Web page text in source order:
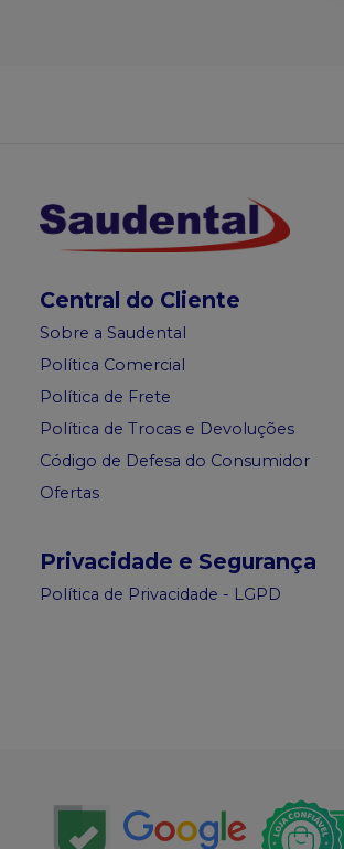
Central do Cliente
Sobre a Saudental
Política Comercial
Política de Frete
Política de Trocas e Devoluções
Código de Defesa do Consumidor
Ofertas
Privacidade e Segurança
Política de Privacidade - LGPD